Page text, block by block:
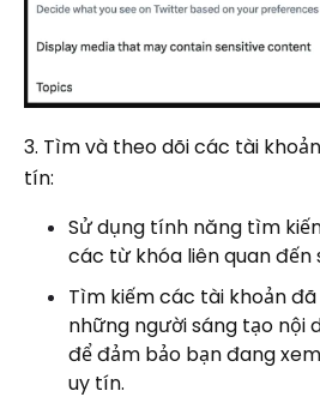
3. Tìm và theo dõi các tài
tín:
Sử dụng tính năng tìm
các từ khóa liên quan đến
Tìm kiếm các tài khoản
những người sáng tạo nội
để đảm bảo bạn đang
uy tín.